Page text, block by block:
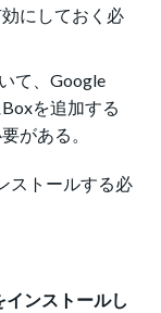
にしておく必
て、Google
を追加する
がある。
ストールする必
ンストールし